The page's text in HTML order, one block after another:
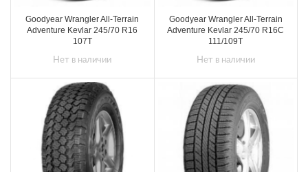
Goodyear Wrangler All-Terrain
Adventure Kevlar 245/70 R16
107T
Нет в наличии
Goodyear Wrangler All-Terrain
Adventure Kevlar 245/70 R16C
111/109T
Нет в наличии